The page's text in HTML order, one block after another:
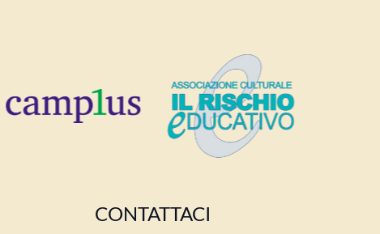
CONTATTACI